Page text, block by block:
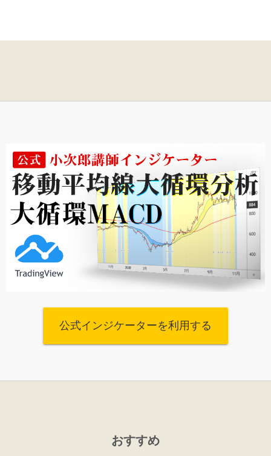
公式インジケーターを利用する
おすすめ